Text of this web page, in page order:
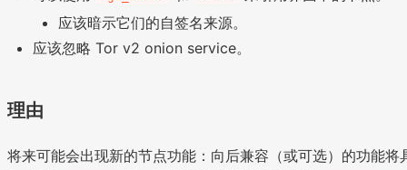
应该暗示它们的自签名来源。
应该忽略 Tor v2 onion service。
理由
将来可能会出现新的节点功能：向后兼容（或可选）的功能将